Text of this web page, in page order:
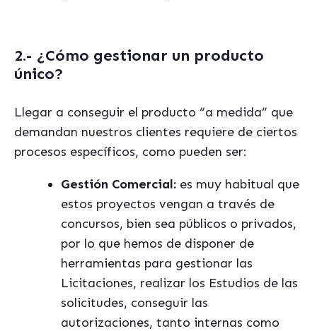
2.- ¿Cómo gestionar un producto
único?
Llegar a conseguir el producto “a medida” que
demandan nuestros clientes requiere de ciertos
procesos específicos, como pueden ser:
Gestión Comercial: es muy habitual que
estos proyectos vengan a través de
concursos, bien sea públicos o privados,
por lo que hemos de disponer de
herramientas para gestionar las
Licitaciones, realizar los Estudios de las
solicitudes, conseguir las
autorizaciones, tanto internas como